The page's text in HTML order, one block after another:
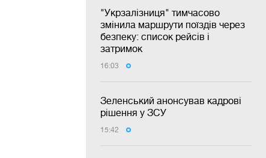
"Укрзалізниця" тимчасово
змінила маршрути поїздів через
безпеку: список рейсів і
затримок
16:03
Зеленський анонсував кадрові
рішення у ЗСУ
15:42